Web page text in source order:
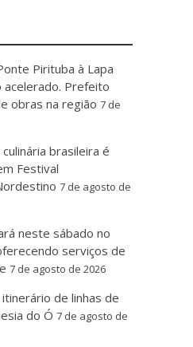
Pirituba à Lapa
Prefeito
obras na região 7 de
brasileira é
Festival
7 de agosto de
neste sábado no
serviços de
7 de agosto de 2026
de linhas de
do Ó 7 de agosto de